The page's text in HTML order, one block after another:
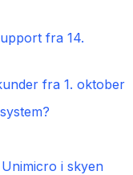
fra 14.
fra 1. oktober
i skyen